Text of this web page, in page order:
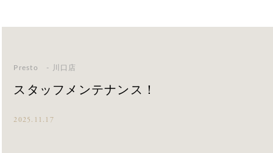
Presto - 川口店
スタッフメンテナンス！
2025.11.17